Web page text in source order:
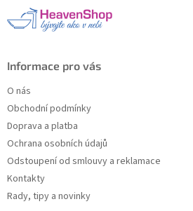
Informace pro vás
O nás
Obchodní podmínky
Doprava a platba
Ochrana osobních údajů
Odstoupení od smlouvy a reklamace
Kontakty
Rady, tipy a novinky